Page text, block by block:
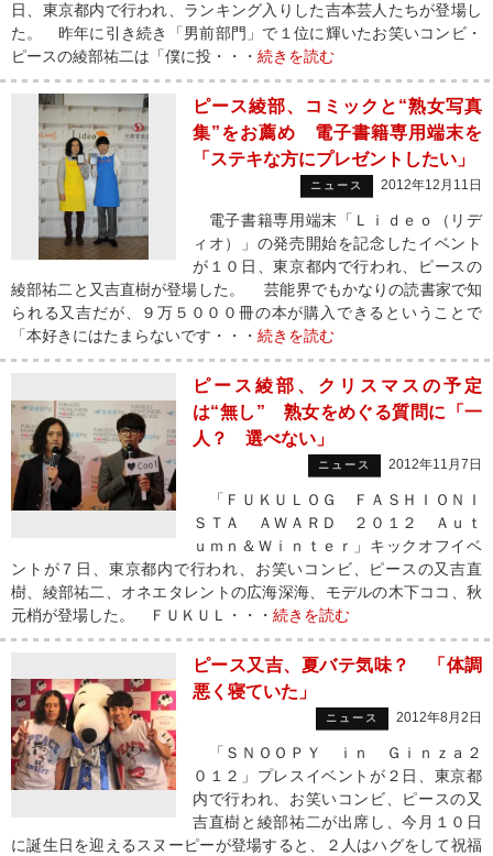
日、東京都内で行われ、ランキング入りした吉本芸人たちが登場し
た。 昨年に引き続き「男前部門」で１位に輝いたお笑いコンビ・
ピースの綾部祐二は「僕に投・・・ 続きを読む
ピース綾部、コミックと“熟女写真
集”をお薦め 電子書籍専用端末を
「ステキな方にプレゼントしたい」
ニュース 2012年12月11日
電子書籍専用端末「Ｌｉｄｅｏ（リデ
ィオ）」の発売開始を記念したイベント
が１０日、東京都内で行われ、ピースの
綾部祐二と又吉直樹が登場した。 芸能界でもかなりの読書家で知
られる又吉だが、９万５０００冊の本が購入できるということで
「本好きにはたまらないです・・・ 続きを読む
ピース綾部、クリスマスの予定
は“無し” 熟女をめぐる質問に「一
人？ 選べない」
ニュース 2012年11月7日
「ＦＵＫＵＬＯＧ ＦＡＳＨＩＯＮＩ
ＳＴＡ ＡＷＡＲＤ ２０１２ Ａｕｔ
ｕｍｎ＆Ｗｉｎｔｅｒ」キックオフイベ
ントが７日、東京都内で行われ、お笑いコンビ、ピースの又吉直
樹、綾部祐二、オネエタレントの広海深海、モデルの木下ココ、秋
元梢が登場した。 ＦＵＫＵＬ・・・ 続きを読む
ピース又吉、夏バテ気味？ 「体調
悪く寝ていた」
ニュース 2012年8月2日
「ＳＮＯＯＰＹ ｉｎ Ｇｉｎｚａ２
０１２」プレスイベントが２日、東京都
内で行われ、お笑いコンビ、ピースの又
吉直樹と綾部祐二が出席し、今月１０日
に誕生日を迎えるスヌーピーが登場すると、２人はハグをして祝福